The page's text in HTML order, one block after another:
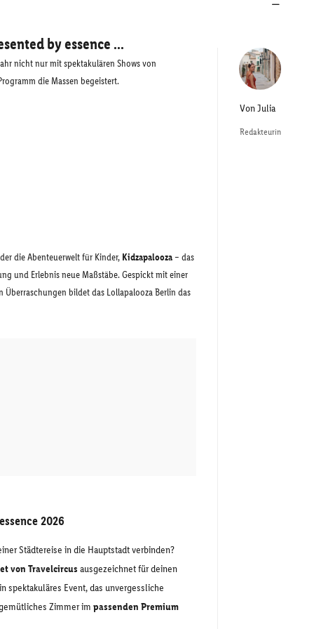
by essence ...
nicht nur mit spektakulären Shows von
die Massen begeistert.
die Abenteuerwelt für Kinder, Kidzapalooza– das
und Erlebnis neue Maßstäbe. Gespickt mit einer
Überraschungen bildet das Lollapalooza Berlin das
2026
Städtereise in die Hauptstadt verbinden?
von Travelcircus ausgezeichnet für deinen
spektakuläres Event, das unvergessliche
Zimmer im passenden Premium
VonJulia
Redakteurin